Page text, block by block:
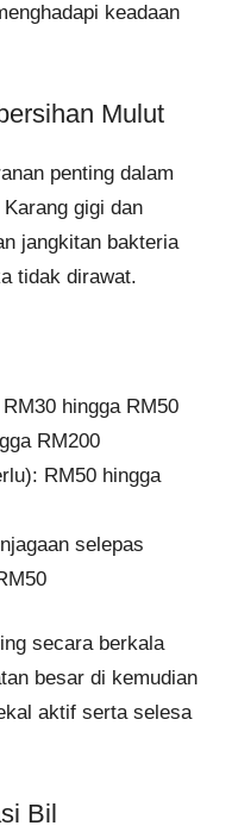
keadaan
Mulut
penting dalam
gigi dan
jangkitan bakteria
tidak dirawat.
hingga RM50
RM200
RM50 hingga
selepas
secara berkala
besar di kemudian
aktif serta selesa
Bil